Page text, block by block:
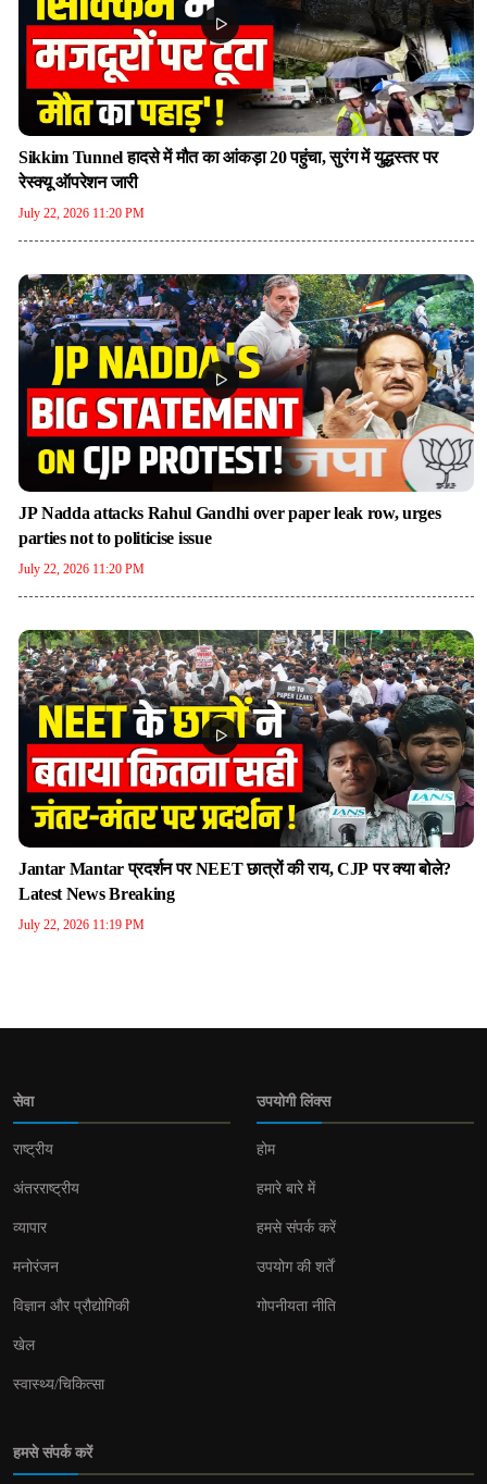
Sikkim Tunnel हादसे में मौत का आंकड़ा 20 पहुंचा, सुरंग में युद्धस्तर पर
रेस्क्यू ऑपरेशन जारी
July 22, 2026 11:20 PM
JP Nadda attacks Rahul Gandhi over paper leak row, urges
parties not to politicise issue
July 22, 2026 11:20 PM
Jantar Mantar प्रदर्शन पर NEET छात्रों की राय, CJP पर क्या बोले?
Latest News Breaking
July 22, 2026 11:19 PM
सेवा
राष्ट्रीय
अंतरराष्ट्रीय
व्यापार
मनोरंजन
विज्ञान और प्रौद्योगिकी
खेल
स्वास्थ्य/चिकित्सा
उपयोगी लिंक्स
होम
हमारे बारे में
हमसे संपर्क करें
उपयोग की शर्तें
गोपनीयता नीति
हमसे संपर्क करें